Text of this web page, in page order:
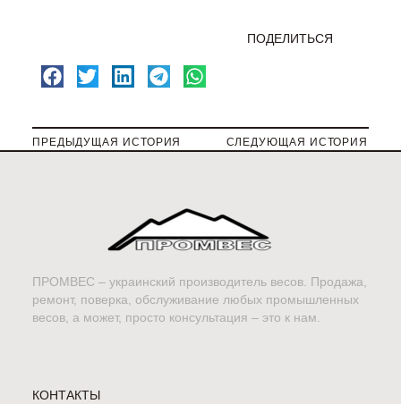
ПОДЕЛИТЬСЯ
ПРЕДЫДУЩАЯ ИСТОРИЯ СЛЕДУЮЩАЯ ИСТОРИЯ
ПРОМВЕС – украинский производитель весов. Продажа,
ремонт, поверка, обслуживание любых промышленных
весов, а может, просто консультация – это к нам.
КОНТАКТЫ